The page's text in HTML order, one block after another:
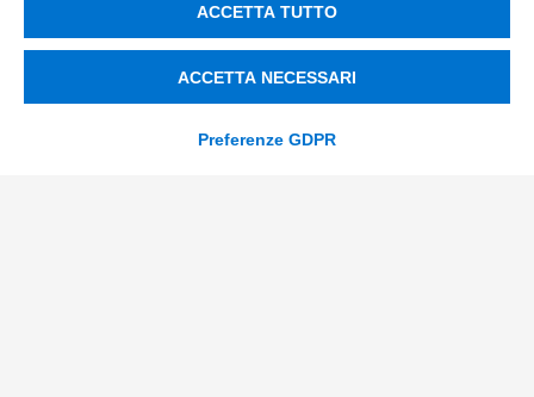
Sede Legale: Corso Mazzini, 11 42015 Correggio (RE)
Società Trasparente
ACCETTA TUTTO
ACCETTA NECESSARI
Preferenze GDPR